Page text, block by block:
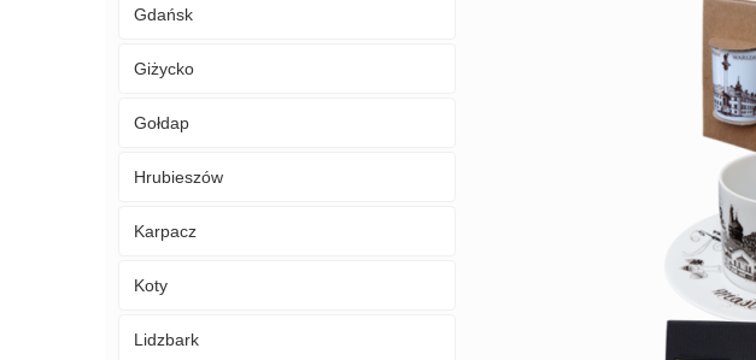
Gdańsk
Giżycko
Gołdap
Hrubieszów
Karpacz
Koty
Lidzbark